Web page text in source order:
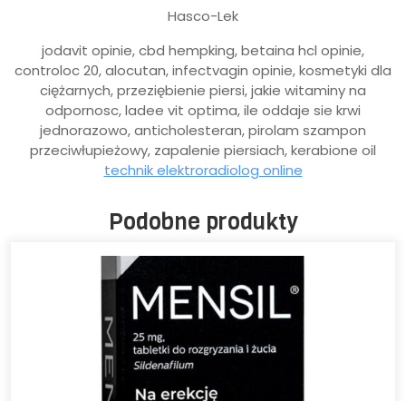
Hasco-Lek
jodavit opinie, cbd hempking, betaina hcl opinie,
controloc 20, alocutan, infectvagin opinie, kosmetyki dla
ciężarnych, przeziębienie piersi, jakie witaminy na
odpornosc, ladee vit optima, ile oddaje sie krwi
jednorazowo, anticholesteran, pirolam szampon
przeciwłupieżowy, zapalenie piersiach, kerabione oil
technik elektroradiolog online
Podobne produkty